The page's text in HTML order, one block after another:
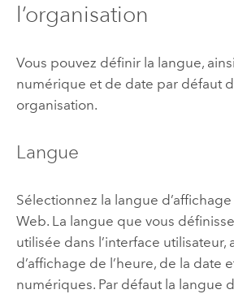
l’organisation
Vous pouvez définir la langue,
numérique et de date par défaut
organisation.
Langue
Sélectionnez la langue
Web. La langue que vous
utilisée dans l’interface utilisateur,
d’affichage de l’heure, de la date
numériques. Par défaut la langue